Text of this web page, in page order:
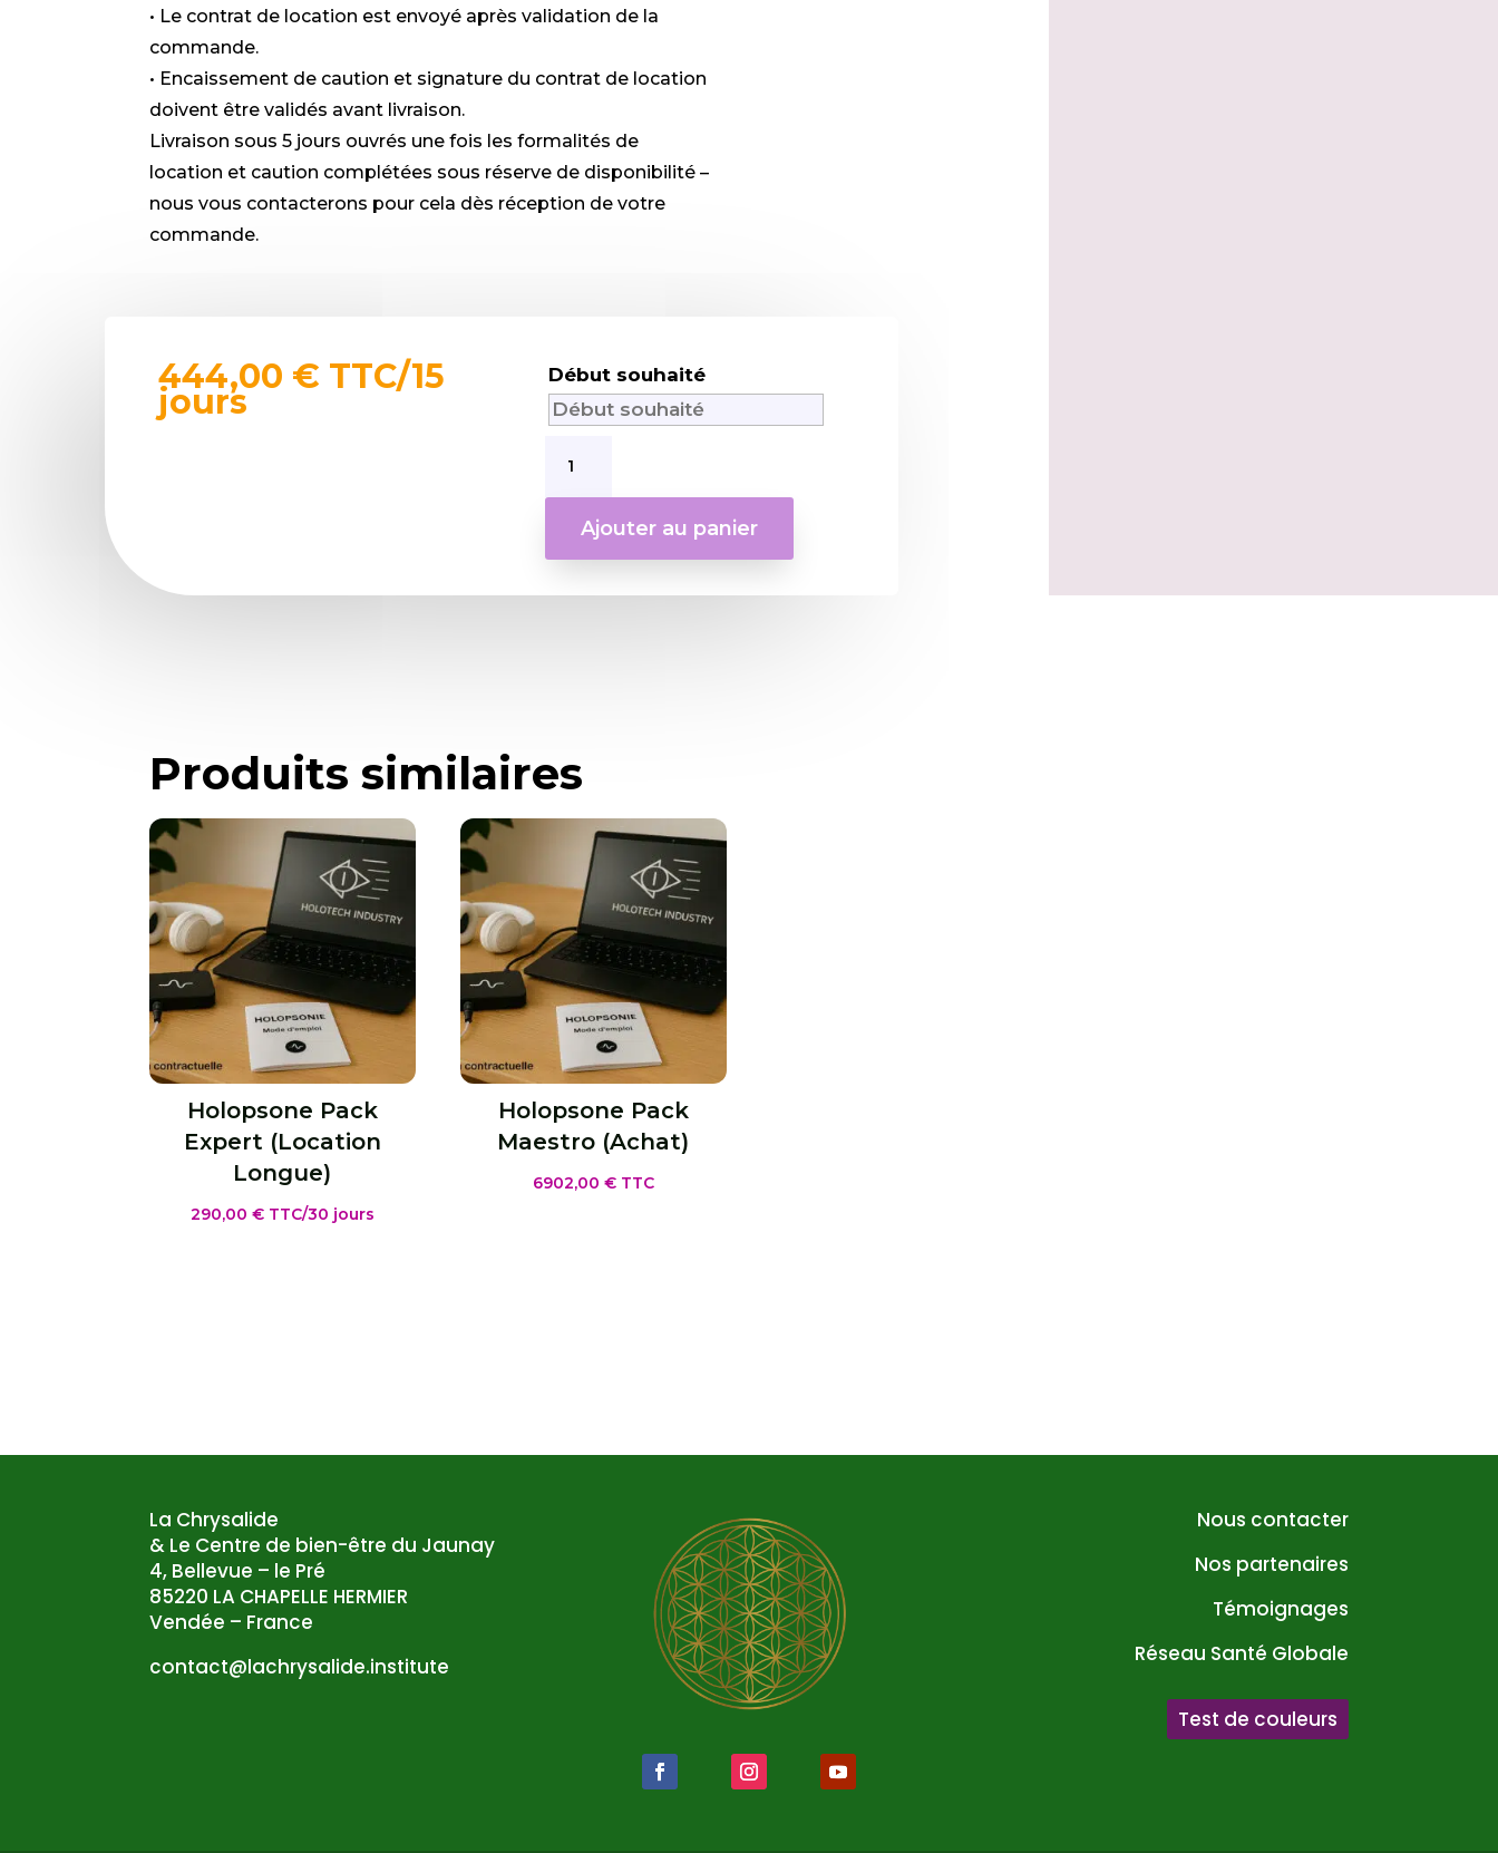
• Le contrat de location est envoyé après validation de la
commande.
• Encaissement de caution et signature du contrat de location
doivent être validés avant livraison.
Livraison sous 5 jours ouvrés une fois les formalités de
location et caution complétées sous réserve de disponibilité –
nous vous contacterons pour cela dès réception de votre
commande.
444,00 € TTC/15
jours
Début souhaité
Holopsone
Pack
Location
Ajouter au panier
Produits similaires
Holopsone Pack
Expert (Location
Longue)
290,00 € TTC/30 jours
Holopsone Pack
Maestro (Achat)
6902,00 € TTC
La Chrysalide
& Le Centre de bien-être du Jaunay
4, Bellevue – le Pré
85220 LA CHAPELLE HERMIER
Vendée – France
etuti
tsni.
edila
syrhc
al@tc
atnoc
Nous contacter
Nos partenaires
Témoignages
Réseau Santé Globale
Test de couleurs